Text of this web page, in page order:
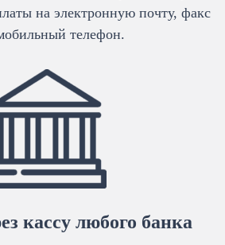
на электронную почту, факс
телефон.
кассу любого банка